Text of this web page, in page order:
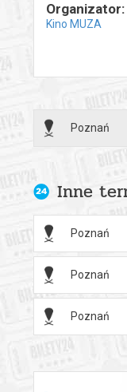
Organizator:
Kino MUZA
Poznań
Inne
Poznań
Poznań
Poznań